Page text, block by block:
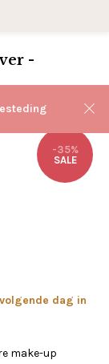
-
-35%
SALE
dag in
make-up